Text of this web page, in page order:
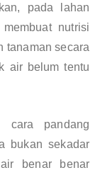
pada lahan
nutrisi
tanaman secara
air belum tentu
cara pandang
bukan sekadar
benar benar